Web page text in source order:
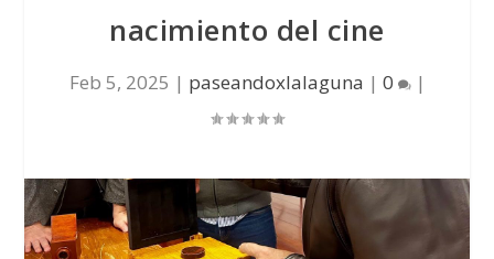
nacimiento del cine
Feb 5, 2025 | paseandoxlalaguna | 0 |